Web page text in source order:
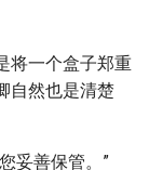
将一个盒子郑重
自然也是清楚
妥善保管。”